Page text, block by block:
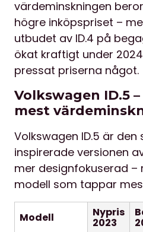
värdeminskningen
högre inköpspriset –
utbudet av ID.4 på
ökat kraftigt under
pressat priserna något.
Volkswagen ID.5
mest
Volkswagen ID.5 är
inspirerade versionen
mer designfokuserad –
modell som tappar
Modell Nypris
2023